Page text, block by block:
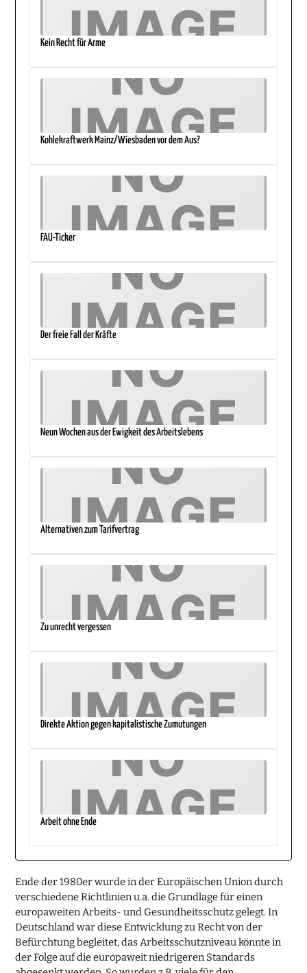
Kein Recht für Arme
Kohlekraftwerk Mainz/Wiesbaden vor dem Aus?
FAU-Ticker
Der freie Fall der Kräfte
Neun Wochen aus der Ewigkeit des Arbeitslebens
Alternativen zum Tarifvertrag
Zu unrecht vergessen
Direkte Aktion gegen kapitalistische Zumutungen
Arbeit ohne Ende
Ende der 1980er wurde in der Europäischen Union durch
verschiedene Richtlinien u.a. die Grundlage für einen
europaweiten Arbeits- und Gesundheitsschutz gelegt. In
Deutschland war diese Entwicklung zu Recht von der
Befürchtung begleitet, das Arbeitsschutzniveau könnte in
der Folge auf die europaweit niedrigeren Standards